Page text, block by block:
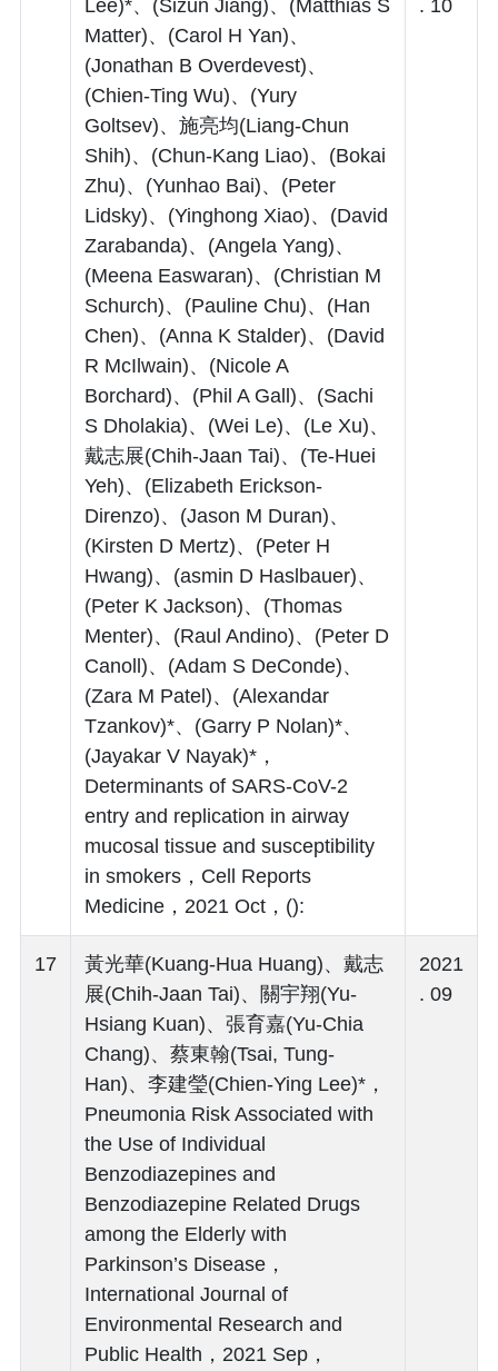
Lee)*、(Sizun Jiang)、(Matthias S
Matter)、(Carol H Yan)、
(Jonathan B Overdevest)、
(Chien-Ting Wu)、(Yury
Goltsev)、施亮均(Liang-Chun
Shih)、(Chun-Kang Liao)、(Bokai
Zhu)、(Yunhao Bai)、(Peter
Lidsky)、(Yinghong Xiao)、(David
Zarabanda)、(Angela Yang)、
(Meena Easwaran)、(Christian M
Schurch)、(Pauline Chu)、(Han
Chen)、(Anna K Stalder)、(David
R McIlwain)、(Nicole A
Borchard)、(Phil A Gall)、(Sachi
S Dholakia)、(Wei Le)、(Le Xu)、
戴志展(Chih-Jaan Tai)、(Te-Huei
Yeh)、(Elizabeth Erickson-
Direnzo)、(Jason M Duran)、
(Kirsten D Mertz)、(Peter H
Hwang)、(asmin D Haslbauer)、
(Peter K Jackson)、(Thomas
Menter)、(Raul Andino)、(Peter D
Canoll)、(Adam S DeConde)、
(Zara M Patel)、(Alexandar
Tzankov)*、(Garry P Nolan)*、
(Jayakar V Nayak)*，
Determinants of SARS-CoV-2
entry and replication in airway
mucosal tissue and susceptibility
in smokers，Cell Reports
Medicine，2021 Oct，():
. 10
17
黃光華(Kuang-Hua Huang)、戴志
展(Chih-Jaan Tai)、關宇翔(Yu-
Hsiang Kuan)、張育嘉(Yu-Chia
Chang)、蔡東翰(Tsai, Tung-
Han)、李建瑩(Chien-Ying Lee)*，
Pneumonia Risk Associated with
the Use of Individual
Benzodiazepines and
Benzodiazepine Related Drugs
among the Elderly with
Parkinson’s Disease，
International Journal of
Environmental Research and
Public Health，2021 Sep，
2021
. 09